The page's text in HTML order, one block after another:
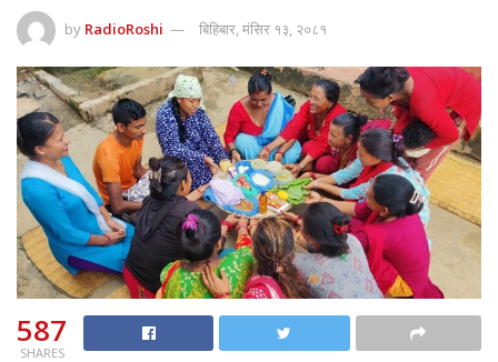
by RadioRoshi बिहिबार, मंसिर १३, २०८१
587
SHARES